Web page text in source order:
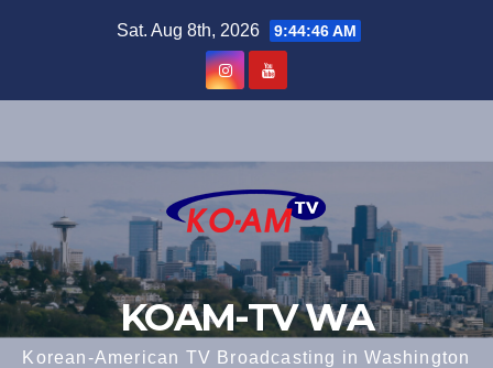
Sat. Aug 8th, 2026 9:44:47 AM
KOAM-TV WA
Korean-American TV Broadcasting in Washington